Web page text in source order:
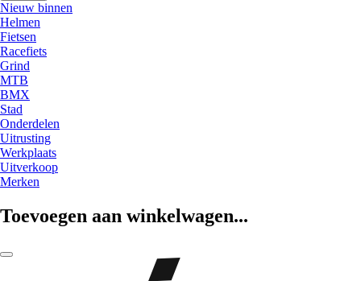
Nieuw binnen
Helmen
Fietsen
Racefiets
Grind
MTB
BMX
Stad
Onderdelen
Uitrusting
Werkplaats
Uitverkoop
Merken
Toevoegen aan winkelwagen...